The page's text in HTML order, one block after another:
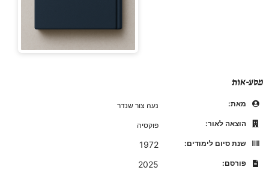
מסע-אות
מאת:
נעה צור שנדר
הוצאה לאור:
פוקסיה
שנת סיום לימודים:
1972
פורסם: 2025